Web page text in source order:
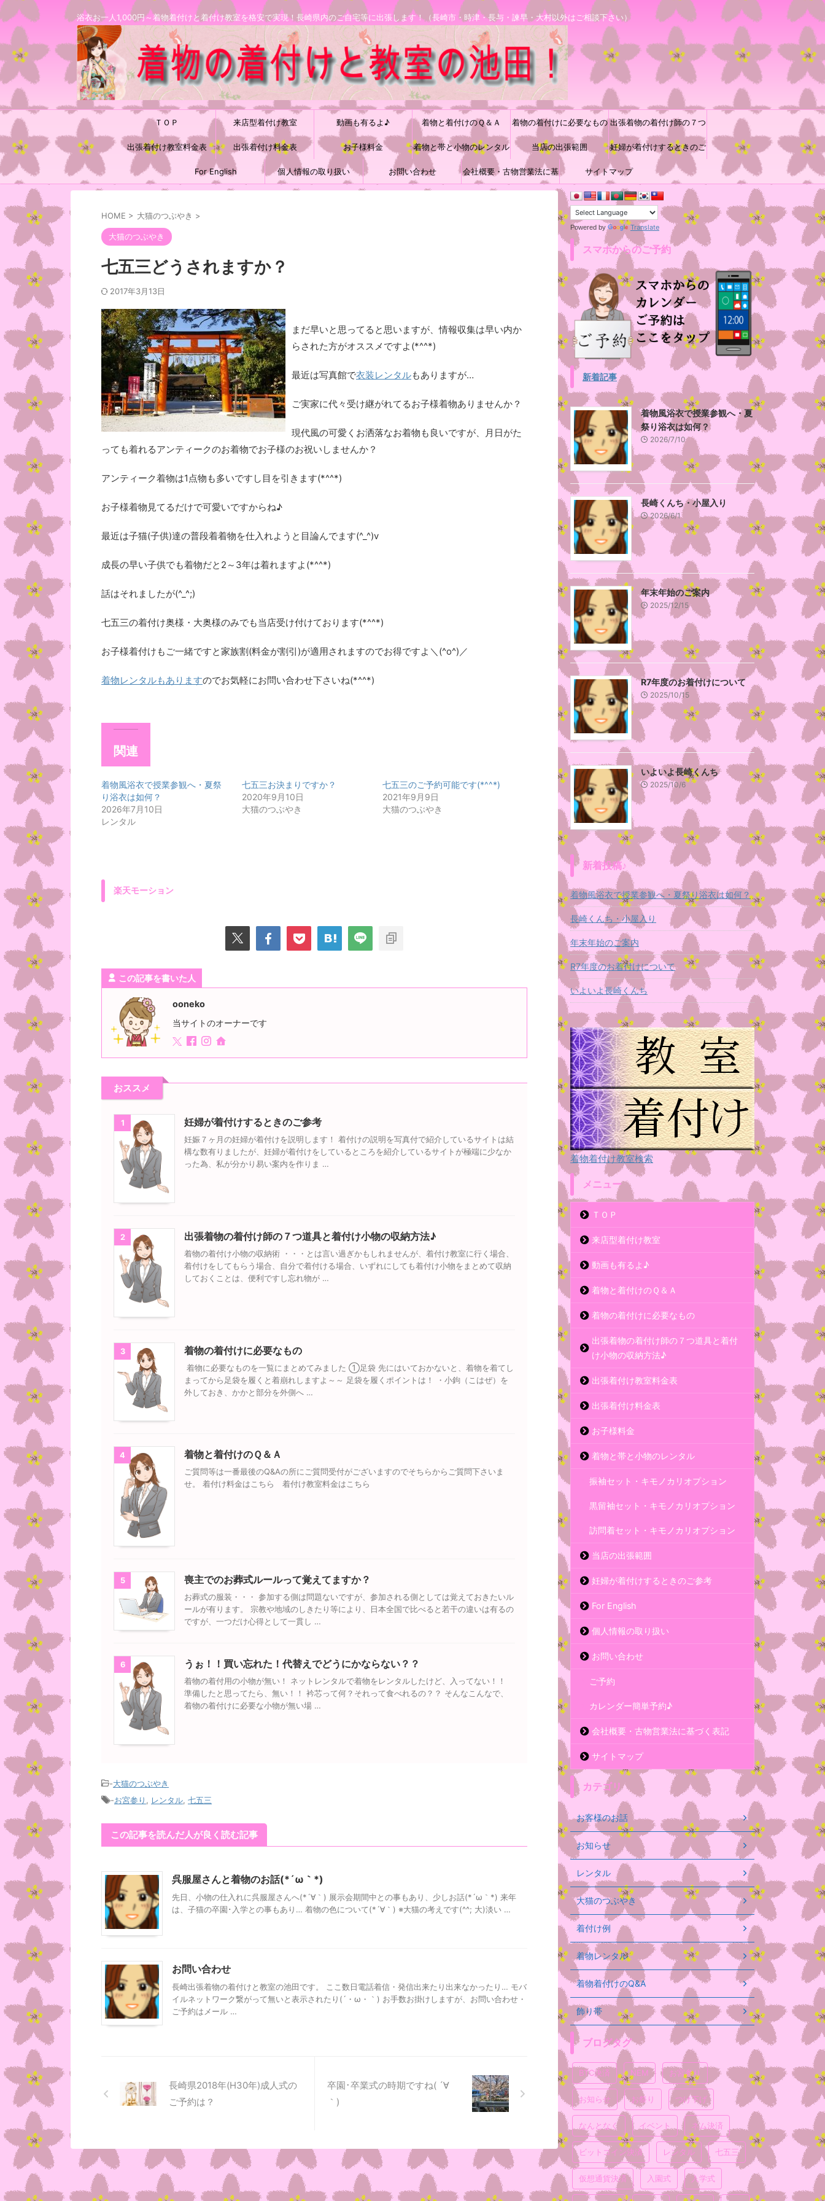
浴衣お一人1,000円～着物着付けと着付け教室を格安で実現！長崎県内のご自宅等に出張します！（長崎市・時津・長与・諫早・大村以外はご相談下さい）
ＴＯＰ 来店型着付け教室 動画も有るよ♪ 着物と着付けのＱ＆Ａ 着物の着付けに必要なもの 出張着物の着付け師の７つ
道具と着付け小物の収納方
法♪
出張着付け教室料金表 出張着付け料金表 お子様料金 着物と帯と小物のレンタル 当店の出張範囲 妊婦が着付けするときのご
参考
For English 個人情報の取り扱い お問い合わせ 会社概要・古物営業法に基 サイトマップ
HOME > 大猫のつぶやき >
大猫のつぶやき
七五三どうされますか？
2017年3月13日
まだ早いと思ってると思いますが、情報収集は早い内か
らされた方がオススメですよ(*^^*)
最近は写真館で衣装レンタルもありますが…
ご実家に代々受け継がれてるお子様着物ありませんか？
現代風の可愛くお洒落なお着物も良いですが、月日がた
っても着れるアンティークのお着物でお子様のお祝いしませんか？
アンティーク着物は1点物も多いですし目を引きます(*^^*)
お子様着物見てるだけで可愛いですからね♪
最近は子猫(子供)達の普段着着物を仕入れようと目論んでます(^_^)v
成長の早い子供でも着物だと2～3年は着れますよ(*^^*)
話はそれましたが(^_^;)
七五三の着付け奥様・大奥様のみでも当店受け付けております(*^^*)
お子様着付けもご一緒ですと家族割(料金が割引)が適用されますのでお得ですよ＼(^o^)／
着物レンタルもありますのでお気軽にお問い合わせ下さいね(*^^*)
関連
着物風浴衣で授業参観へ・夏祭
り浴衣は如何？
2026年7月10日
レンタル
七五三お決まりですか？
2020年9月10日
大猫のつぶやき
七五三のご予約可能です(*^^*)
2021年9月9日
大猫のつぶやき
楽天モーション
この記事を書いた人
ooneko
当サイトのオーナーです
おススメ
1 妊婦が着付けするときのご参考
妊娠７ヶ月の妊婦が着付けを説明します！ 着付けの説明を写真付で紹介しているサイトは結
構な数有りましたが、妊婦が着付けをしているところを紹介しているサイトが極端に少なか
った為、私が分かり易い案内を作りま …
2 出張着物の着付け師の７つ道具と着付け小物の収納方法♪
着物の着付け小物の収納術 ・・・とは言い過ぎかもしれませんが、着付け教室に行く場合、
着付けをしてもらう場合、自分で着付ける場合、いずれにしても着付け小物をまとめて収納
しておくことは、便利ですし忘れ物が …
3 着物の着付けに必要なもの
着物に必要なものを一覧にまとめてみました ①足袋 先にはいておかないと、着物を着てし
まってから足袋を履くと着崩れしますよ～～ 足袋を履くポイントは！ ・小鉤（こはぜ）を
外しておき、かかと部分を外側へ …
4 着物と着付けのＱ＆Ａ
ご質問等は一番最後のQ&Aの所にご質問受付がございますのでそちらからご質問下さいま
せ。 着付け料金はこちら 着付け教室料金はこちら
5 喪主でのお葬式ルールって覚えてますか？
お葬式の服装・・・ 参加する側は問題ないですが、参加される側としては覚えておきたいル
ールが有ります。 宗教や地域のしきたり等により、日本全国で比べると若干の違いは有るの
ですが、一つだけ心得として一貫し …
6 うぉ！！買い忘れた！代替えでどうにかならない？？
着物の着付用の小物が無い！ ネットレンタルで着物をレンタルしたけど、入ってない！！
準備したと思ってたら、無い！！ 衿芯って何？それって食べれるの？？ そんなこんなで、
着物の着付けに必要な小物が無い場 …
-大猫のつぶやき
-お宮参り , レンタル, 七五三
この記事を読んだ人が良く読む記事
呉服屋さんと着物のお話(*´ω｀*)
先日、小物の仕入れに呉服屋さんへ(*´∀｀) 展示会期間中との事もあり、少しお話(*´ω｀*) 来年
は、子猫の卒園･入学との事もあり… 着物の色について(*´∀｀) ※大猫の考えです(^^; 大)淡い …
お問い合わせ
長崎出張着物の着付けと教室の池田です。 ここ数日電話着信・発信出来たり出来なかったり… モバ
イルネットワーク繋がって無いと表示されたり(´・ω・｀) お手数お掛けしますが、お問い合わせ・
ご予約はメール …
長崎県2018年(H30年)成人式の
ご予約は？
卒園･卒業式の時期ですね( ´∀
｀)
Powered by Translate
スマホからのご予約
新着記事
着物風浴衣で授業参観へ・夏
祭り浴衣は如何？
2026/7/10
長崎くんち・小屋入り
2026/6/1
年末年始のご案内
2025/12/15
R7年度のお着付けについて
2025/10/15
いよいよ長崎くんち
2025/10/6
新着投稿♪
着物風浴衣で授業参観へ・夏祭り浴衣は如何？
長崎くんち・小屋入り
年末年始のご案内
R7年度のお着付けについて
いよいよ長崎くんち
着物着付け教室検索
メニュー
ＴＯＰ
来店型着付け教室
動画も有るよ♪
着物と着付けのＱ＆Ａ
着物の着付けに必要なもの
出張着物の着付け師の７つ道具と着付
け小物の収納方法♪
出張着付け教室料金表
出張着付け料金表
お子様料金
着物と帯と小物のレンタル
振袖セット・キモノカリオプション
黒留袖セット・キモノカリオプション
訪問着セット・キモノカリオプション
当店の出張範囲
妊婦が着付けするときのご参考
For English
個人情報の取り扱い
お問い合わせ
ご予約
カレンダー簡単予約♪
会社概要・古物営業法に基づく表記
サイトマップ
カテゴリ
お客様のお話
お知らせ
レンタル
大猫のつぶやき
着付け例
着物レンタル
着物着付けのQ&A
飾り帯
ブログタグ
BTC決済 NEM お宮参り
お知らせ お祭り つけ下げ
なんとなく イベント ネム決済
ビットコイン決済 レンタル 七五三
仮想通貨決済 入園式 入学式